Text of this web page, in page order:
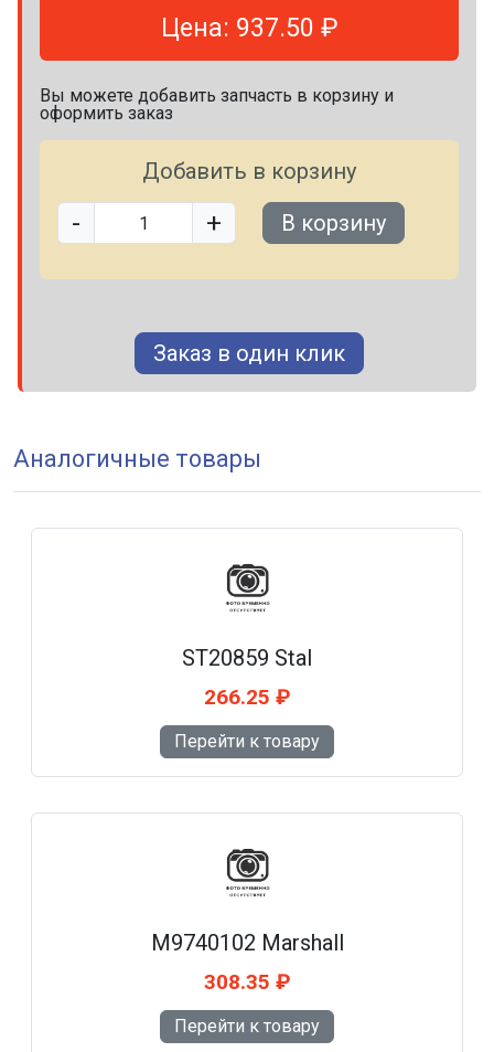
Цена: 937.50 ₽
Вы можете добавить запчасть в корзину и
оформить заказ
Добавить в корзину
- + В корзину
Заказ в один клик
Аналогичные товары
ST20859 Stal
266.25 ₽
Перейти к товару
M9740102 Marshall
308.35 ₽
Перейти к товару